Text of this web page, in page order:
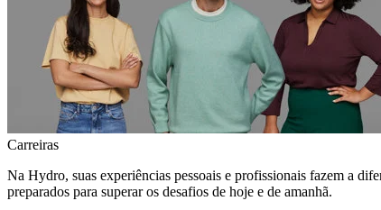
Carreiras
Na Hydro, suas experiências pessoais e profissionais fazem a
preparados para superar os desafios de hoje e de amanhã.